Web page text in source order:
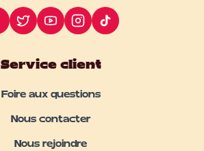
Service client
Foire aux questions
Nous contacter
Nous rejoindre